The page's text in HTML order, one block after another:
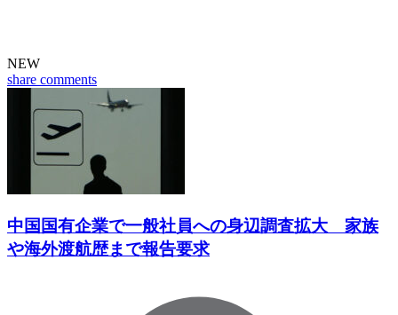
NEW
share comments
中国国有企業で一般社員への身辺調査拡大 家族
や海外渡航歴まで報告要求